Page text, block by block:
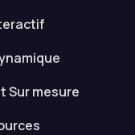
Sur mesure